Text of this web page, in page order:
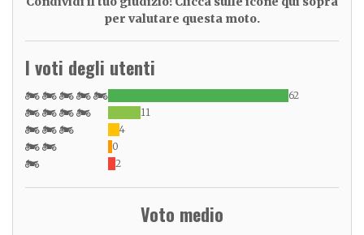
per valutare questa moto.
I voti degli utenti
62
11
4
0
2
Voto medio